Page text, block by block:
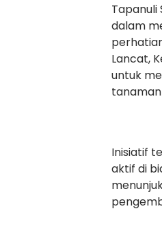
Tapanuli
dalam
Lancat,
untuk
Inisiatif
aktif di